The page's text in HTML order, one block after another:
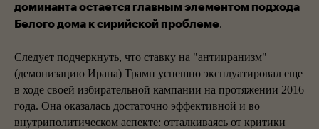
доминанта остается главным элементом подхода
Белого дома к сирийской проблеме.
Следует подчеркнуть, что ставку на "антииранизм"
(демонизацию Ирана) Трамп успешно эксплуатировал еще
в ходе своей избирательной кампании на протяжении 2016
года. Она оказалась достаточно эффективной и во
внутриполитическом аспекте: отталкиваясь от критики